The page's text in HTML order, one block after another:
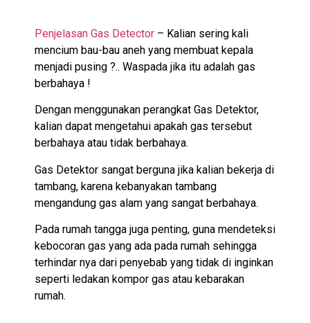
Penjelasan Gas Detector – Kalian sering kali
mencium bau-bau aneh yang membuat kepala
menjadi pusing ?.. Waspada jika itu adalah gas
berbahaya !
Dengan menggunakan perangkat Gas Detektor,
kalian dapat mengetahui apakah gas tersebut
berbahaya atau tidak berbahaya.
Gas Detektor sangat berguna jika kalian bekerja di
tambang, karena kebanyakan tambang
mengandung gas alam yang sangat berbahaya.
Pada rumah tangga juga penting, guna mendeteksi
kebocoran gas yang ada pada rumah sehingga
terhindar nya dari penyebab yang tidak di inginkan
seperti ledakan kompor gas atau kebarakan
rumah.